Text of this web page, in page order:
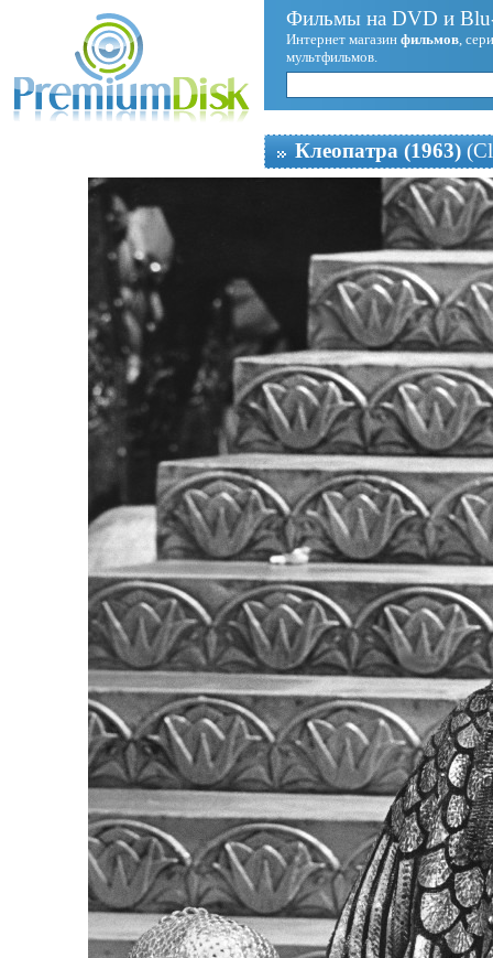
Фильмы на DVD и
Интернет магазин фильмов,
мультфильмов.
Клеопатра (1963)